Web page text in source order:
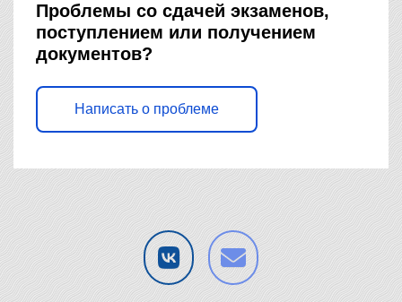
Проблемы со сдачей экзаменов,
поступлением или получением
документов?
Написать о проблеме